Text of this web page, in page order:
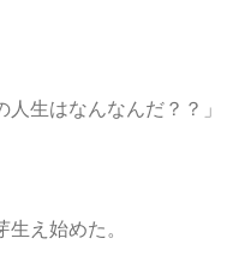
人生はなんなんだ？？」
え始めた。